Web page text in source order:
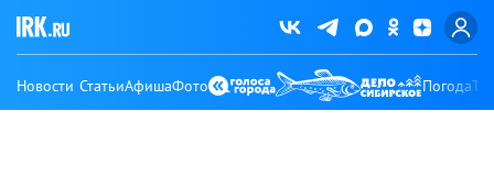
Новости СтатьиАфишаФото Погода